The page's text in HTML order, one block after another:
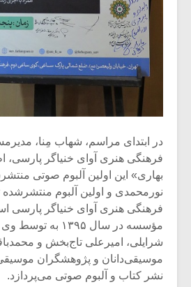
در ابتدای مراسم، شهاب مِنا،
فرهنگی هنری آوای خنیاگر پارسی،
بهاری» این اولین آلبوم صوتی
نورمحمدی و اولین آلبوم
فرهنگی هنری آوای خنیاگر پارسی
مؤسسه در سال ۱۳۹۵
شرایلی، امیرعلی تاج‌بخش و
موسیقی‌دانان و پژوهشگران
نشر کتاب و آلبوم صوتی می‌پردازد.
مشهورترین باشی،
بدنام ترین باش